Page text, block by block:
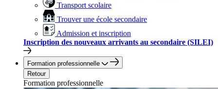
Transport scolaire
Trouver une école secondaire
Admission et inscription
Inscription des nouveaux arrivants au secondaire (SILEI)
Formation professionnelle
Retour
Formation professionnelle